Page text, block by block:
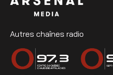
Autres chaînes radio